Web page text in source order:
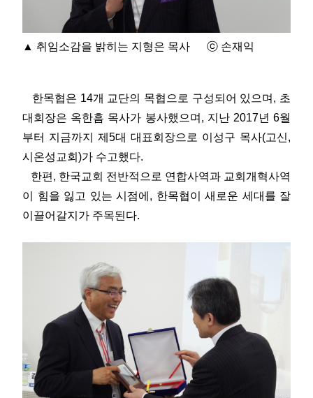
▲ 취임소감을 밝히는 지형은 목사 ⓒ 손재익
한목협은 14개 교단의 목협으로 구성되어 있으며, 초
대회장은 옥한흠 목사가 봉사했으며, 지난 2017년 6월
부터 지금까지 제5대 대표회장으로 이성구 목사(고신,
시온성교회)가 수고했다.
한편, 한국교회 전반적으로 연합사역과 교회개혁사역
이 힘을 잃고 있는 시점에, 한목협이 새로운 세대를 잘
이끌어갈지가 주목된다.